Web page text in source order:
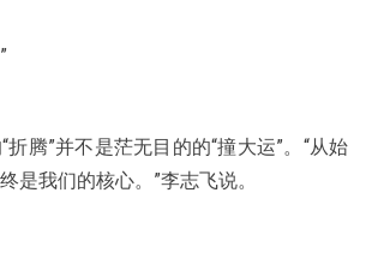
腾”并不是茫无目的的“撞大运”。“从始
是我们的核心。”李志飞说。